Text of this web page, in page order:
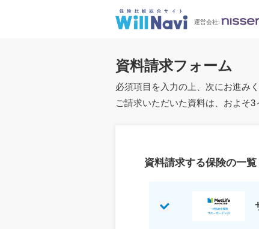
運営会社:
資料請求フォーム
必須項目を入力の上、次にお進みく
ご請求いただいた資料は、およそ3
資料請求する保険の一覧